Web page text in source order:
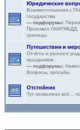
Юридические
Взаимотношения с
государства
— подфорумы:
Произвол ГАИ/ГИБДД
границы
Путешествия и
Отчёты о разного
праздников
— подфорумы:
Вопросы, просьбы
Отстойник
Тут позволено всё…